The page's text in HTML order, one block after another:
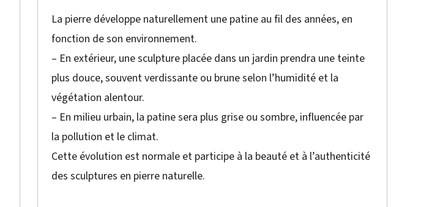
La pierre développe naturellement une patine au fil des années, en
fonction de son environnement.
– En extérieur, une sculpture placée dans un jardin prendra une teinte
plus douce, souvent verdissante ou brune selon l’humidité et la
végétation alentour.
– En milieu urbain, la patine sera plus grise ou sombre, influencée par
la pollution et le climat.
Cette évolution est normale et participe à la beauté et à l’authenticité
des sculptures en pierre naturelle.